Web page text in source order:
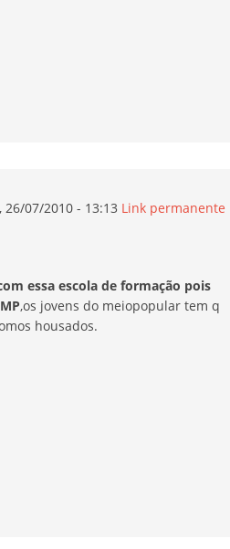
26/07/2010 - 13:13 Link permanente
essa escola de formação pois
,os jovens do meiopopular tem q
housados.